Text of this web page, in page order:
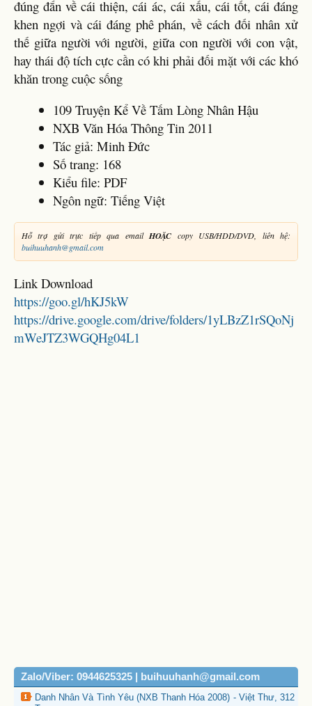
đúng đắn về cái thiện, cái ác, cái xấu, cái tốt, cái đáng
khen ngợi và cái đáng phê phán, về cách đối nhân xử
thế giữa người với người, giữa con người với con vật,
hay thái độ tích cực cần có khi phải đối mặt với các khó
khăn trong cuộc sống
109 Truyện Kể Về Tấm Lòng Nhân Hậu
NXB Văn Hóa Thông Tin 2011
Tác giả: Minh Đức
Số trang: 168
Kiểu file: PDF
Ngôn ngữ: Tiếng Việt
Hỗ trợ gửi trực tiếp qua emailHOẶC copy USB/HDD/DVD, liên hệ:
buihuuhanh@gmail.com
Link Download
https://goo.gl/hKJ5kW
https://drive.google.com/drive/folders/1yLBzZ1rSQoNj
mWeJTZ3WGQHg04L1
Zalo/Viber: 0944625325 | buihuuhanh@gmail.com
Danh Nhân Và Tình Yêu (NXB Thanh Hóa 2008) - Việt Thư, 312